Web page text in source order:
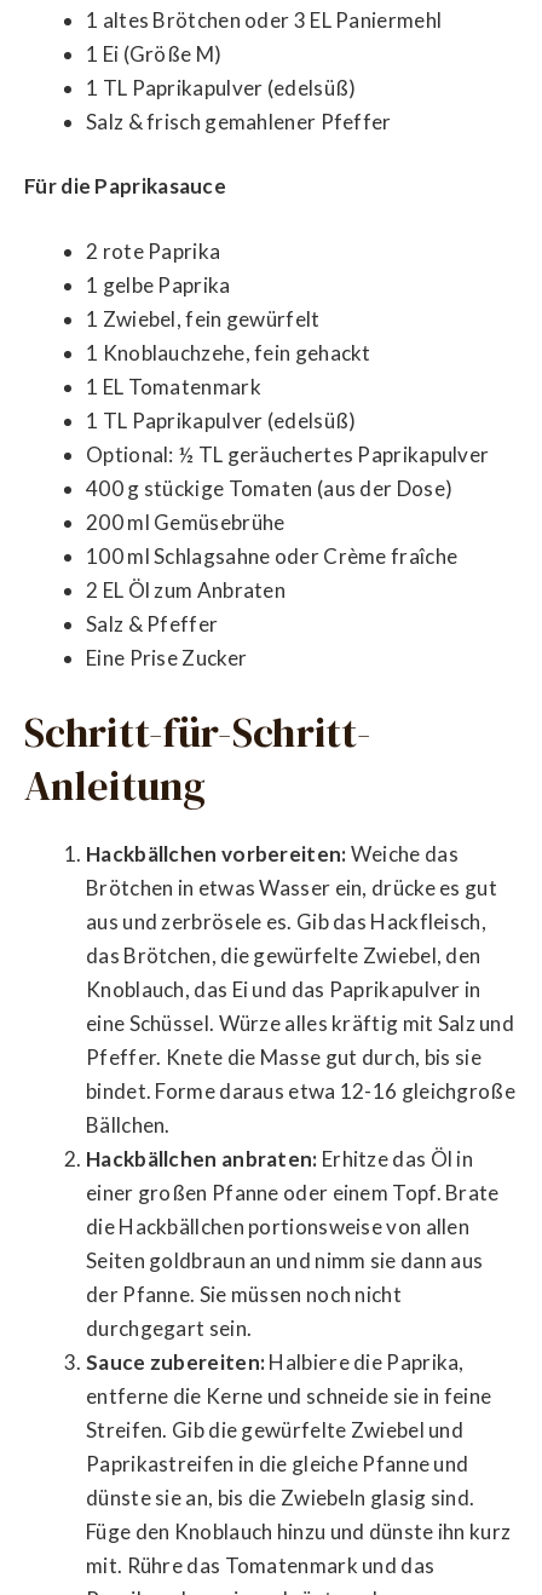
1 altes Brötchen oder 3 EL Paniermehl
1 Ei (Größe M)
1 TL Paprikapulver (edelsüß)
Salz & frisch gemahlener Pfeffer
Für die Paprikasauce
2 rote Paprika
1 gelbe Paprika
1 Zwiebel, fein gewürfelt
1 Knoblauchzehe, fein gehackt
1 EL Tomatenmark
1 TL Paprikapulver (edelsüß)
Optional: ½ TL geräuchertes Paprikapulver
400 g stückige Tomaten (aus der Dose)
200 ml Gemüsebrühe
100 ml Schlagsahne oder Crème fraîche
2 EL Öl zum Anbraten
Salz & Pfeffer
Eine Prise Zucker
Schritt-für-Schritt-
Anleitung
Hackbällchen vorbereiten:Weiche das
Brötchen in etwas Wasser ein, drücke es gut
aus und zerbrösele es. Gib das Hackfleisch,
das Brötchen, die gewürfelte Zwiebel, den
Knoblauch, das Ei und das Paprikapulver in
eine Schüssel. Würze alles kräftig mit Salz und
Pfeffer. Knete die Masse gut durch, bis sie
bindet. Forme daraus etwa 12-16 gleichgroße
Bällchen.
Hackbällchen anbraten: Erhitze das Öl in
einer großen Pfanne oder einem Topf. Brate
die Hackbällchen portionsweise von allen
Seiten goldbraun an und nimm sie dann aus
der Pfanne. Sie müssen noch nicht
durchgegart sein.
Sauce zubereiten:Halbiere die Paprika,
entferne die Kerne und schneide sie in feine
Streifen. Gib die gewürfelte Zwiebel und
Paprikastreifen in die gleiche Pfanne und
dünste sie an, bis die Zwiebeln glasig sind.
Füge den Knoblauch hinzu und dünste ihn kurz
mit. Rühre das Tomatenmark und das